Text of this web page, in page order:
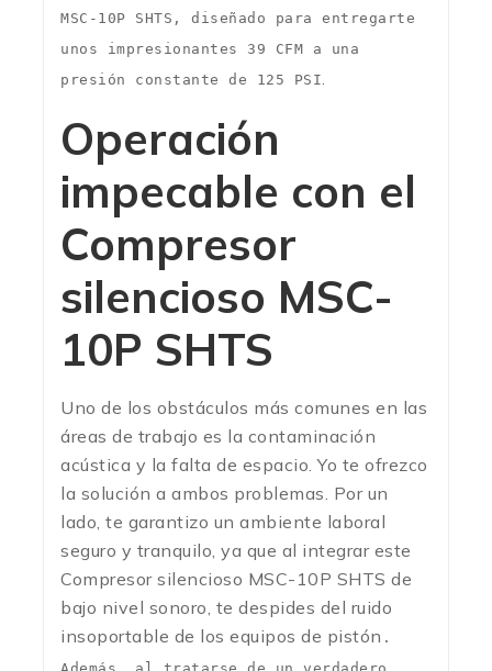
MSC-10P SHTS, diseñado para entregarte
unos impresionantes 39 CFM a una
presión constante de 125 PSI.
Operación
impecable con el
Compresor
silencioso MSC-
10P SHTS
Uno de los obstáculos más comunes en las
áreas de trabajo es la contaminación
acústica y la falta de espacio. Yo te ofrezco
la solución a ambos problemas. Por un
lado, te garantizo un ambiente laboral
seguro y tranquilo, ya que al integrar este
Compresor silencioso MSC-10P SHTS de
bajo nivel sonoro, te despides del ruido
insoportable de los equipos de pistón .